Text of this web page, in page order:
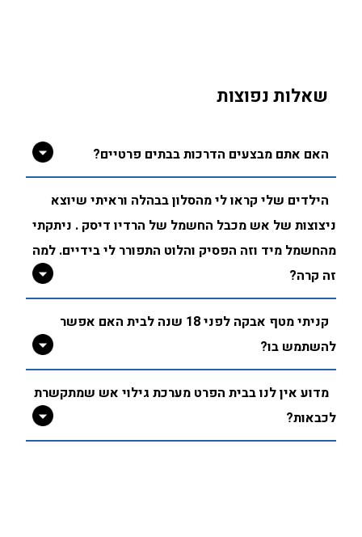
שאלות נפוצות
האם אתם מבצעים הדרכות בבתים פרטיים?
הילדים שלי קראו לי מהסלון בבהלה וראיתי שיוצא
ניצוצות של אש מכבל החשמל של הרדיו דיסק . ניתקתי
מהחשמל מיד וזה הפסיק והלוט התפורר לי בידיים. למה
זה קרה?
קניתי מטף אבקה לפני 18 שנה לבית האם אפשר
להשתמש בו?
מדוע אין לנו בבית הפרט מערכת גילוי אש שמתקשרת
לכבאות?